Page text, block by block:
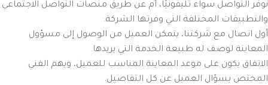
نوفر التواصل سواء تليفونيًا، أم عن طريق منصات التواصل الاجتماعي
والتطبيقات المختلفة التي وفرتها الشركة.
أول اتصال مع شركتنا، يتمكن العميل من الوصول إلى مسؤول
المعاينة لوصف له طبيعة الخدمة التي يريدها.
الاتفاق يكون على موعد المعاينة المناسب للعميل، ويهم الفني
المختص بسؤال العميل عن كل التفاصيل.